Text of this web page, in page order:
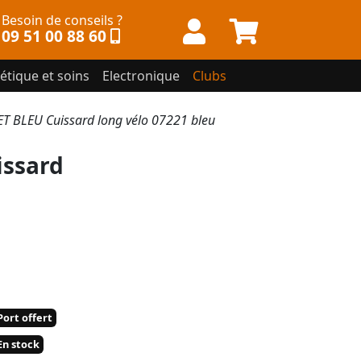
Besoin de conseils ?
09 51 00 88 60
et soins Electronique Clubs
BLEU Cuissard long vélo 07221 bleu
offert
stock